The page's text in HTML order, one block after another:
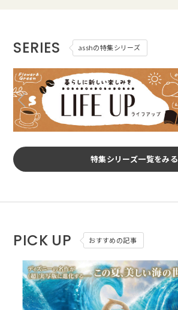
SERIES asshの特集シリーズ
特集シリーズ一覧をみる
PICK UP おすすめの記事